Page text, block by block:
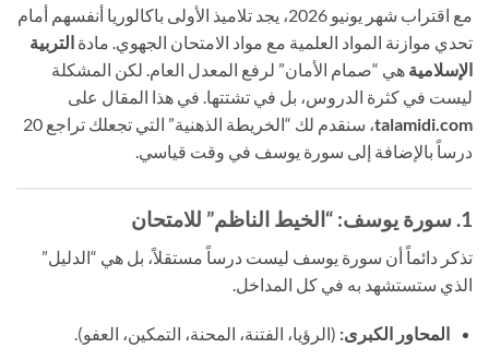
مع اقتراب شهر يونيو 2026، يجد تلاميذ الأولى باكالوريا أنفسهم أمام
تحدي موازنة المواد العلمية مع مواد الامتحان الجهوي. مادة التربية
الإسلامية هي “صمام الأمان” لرفع المعدل العام. لكن المشكلة
ليست في كثرة الدروس، بل في تشتتها. في هذا المقال على
talamidi.com
، سنقدم لك “الخريطة الذهنية” التي تجعلك تراجع 20
درساً بالإضافة إلى سورة يوسف في وقت قياسي.
1. سورة يوسف: “الخيط الناظم” للامتحان
تذكر دائماً أن سورة يوسف ليست درساً مستقلاً، بل هي “الدليل”
الذي ستستشهد به في كل المداخل.
المحاور الكبرى: (الرؤيا، الفتنة، المحنة، التمكين، العفو).